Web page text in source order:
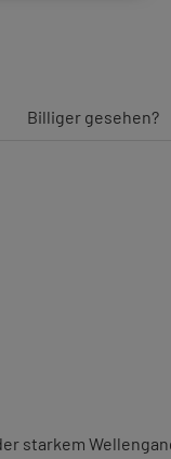
Billiger gesehen?
starkem